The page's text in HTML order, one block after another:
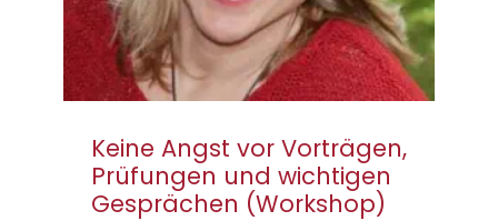
Keine Angst vor Vorträgen,
Prüfungen und wichtigen
Gesprächen (Workshop)